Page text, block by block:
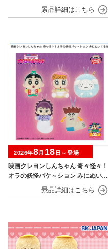
映画クレヨンしんちゃん 奇々怪々！
オラの妖怪バケ～ション みにぬいぐ
2026年8月 18 日～登場